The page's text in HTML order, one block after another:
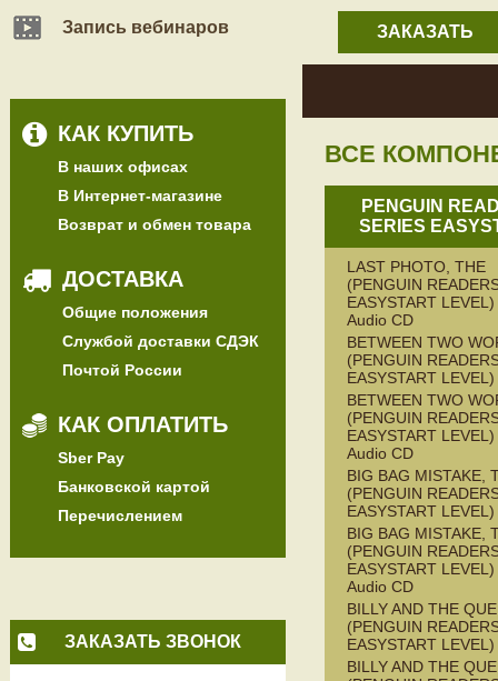
Запись вебинаров
КАК КУПИТЬ
В наших офисах
В Интернет-магазине
Возврат и обмен товара
ДОСТАВКА
Общие положения
Службой доставки СДЭК
Почтой России
КАК ОПЛАТИТЬ
Sber Pay
Банковской картой
Перечислением
ЗАКАЗАТЬ ЗВОНОК
ЗАКАЗАТЬ
ВСЕ
PENGUIN
SERIES
LAST PHOTO, THE
(PENGUIN
EASYSTART
Audio CD
BETWEEN TWO
(PENGUIN
EASYSTART
BETWEEN TWO
(PENGUIN
EASYSTART
Audio CD
BIG BAG MISTAKE,
(PENGUIN
EASYSTART
BIG BAG MISTAKE,
(PENGUIN
EASYSTART
Audio CD
BILLY AND THE
(PENGUIN
EASYSTART
BILLY AND THE